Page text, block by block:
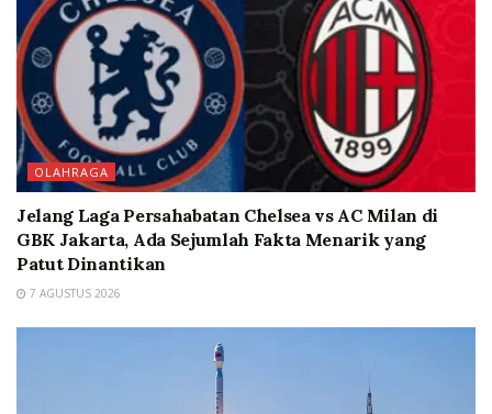
OLAHRAGA
Jelang Laga Persahabatan Chelsea vs AC Milan di
GBK Jakarta, Ada Sejumlah Fakta Menarik yang
Patut Dinantikan
7 AGUSTUS 2026